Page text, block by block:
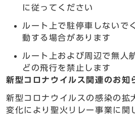
に従ってください
ルート上で駐停車しないで
動する場合があります
ルート上および周辺で無人
どの飛行を禁止します
新型コロナウイルス関連のお知
新型コロナウイルスの感染の拡
変化により聖火リレー事業に関